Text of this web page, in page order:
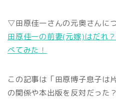
▽田原佳一さんの元奥さんに
田原佳一の前妻(元嫁)はだれ
べてみた！
この記事は「田原博子息子は
の関係や本出版を反対だった